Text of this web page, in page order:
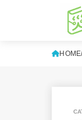
HOME